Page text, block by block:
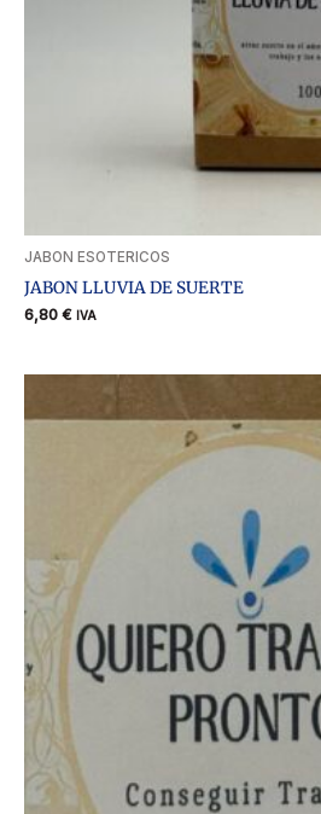
JABON ESOTERICOS
JABON LLUVIA DE SUERTE
6,80 € IVA